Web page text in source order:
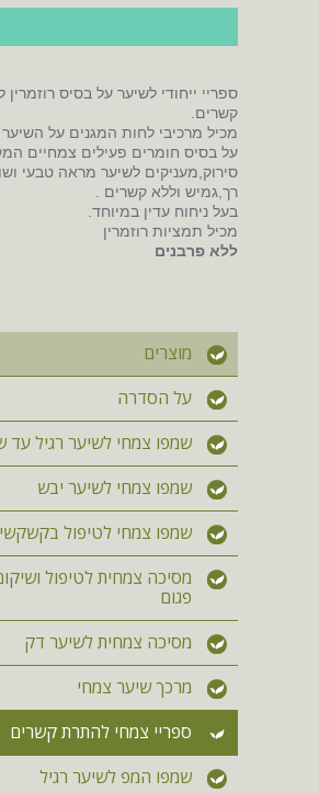
ספריי ייחודי לשיער על בסיס
קשרים.
מכיל מרכיבי לחות המגנים על השיער
על בסיס חומרים פעילים צמחיים
סירוק,מעניקים לשיער מראה טבעי
רך,גמיש וללא קשרים .
בעל ניחוח עדין במיוחד.
מכיל תמציות רוזמרין
ללא פרבנים
מוצרים
על הסדרה
שמפו צמחי לשיער רגיל עד
שמפו צמחי לשיער יבש
שמפו צמחי לטיפול
מסיכה צמחית לטיפול
פגום
מסיכה צמחית לשיער דק
מרכך שיער צמחי
ספריי צמחי להתרת קשרים
שמפו המפ לשיער רגיל